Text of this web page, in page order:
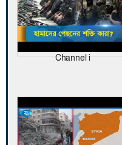
Channel i